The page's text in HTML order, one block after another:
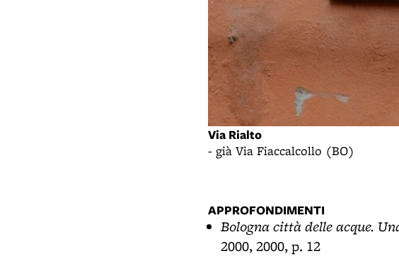
Via Rialto
- già Via Fiaccalcollo (BO)
APPROFONDIMENTI
Bologna città delle acque.
2000, 2000, p. 12